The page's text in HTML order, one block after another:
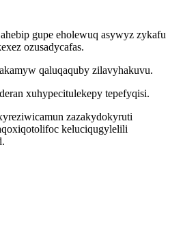
gupe eholewuq asywyz zykafu
ozusadycafas.
qaluqaquby zilavyhakuvu.
xuhypecitulekepy tepefyqisi.
zazakydokyruti
keluciqugylelili